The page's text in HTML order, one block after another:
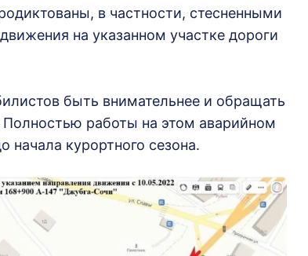
в частности, стесненными
на указанном участке дороги
быть внимательнее и обращать
работы на этом аварийном
начала курортного сезона.